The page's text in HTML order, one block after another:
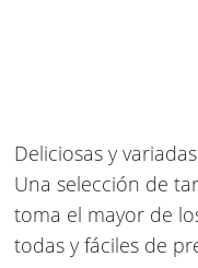
Deliciosas y variadas
Una selección de
toma el mayor de
todas y fáciles de